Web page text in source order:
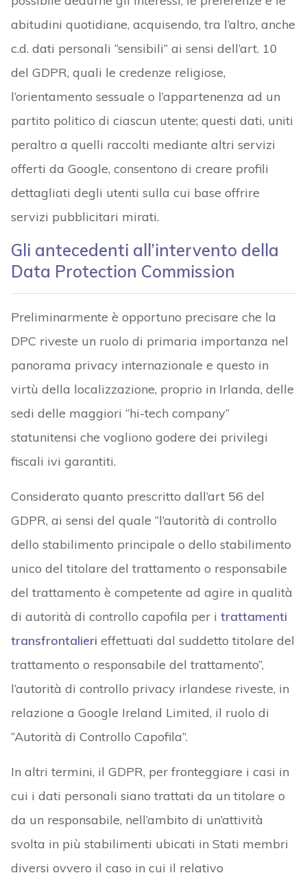
abitudini quotidiane, acquisendo, tra l’altro, anche
c.d. dati personali “sensibili” ai sensi dell’art. 10
del GDPR, quali le credenze religiose,
l’orientamento sessuale o l’appartenenza ad un
partito politico di ciascun utente; questi dati, uniti
peraltro a quelli raccolti mediante altri servizi
offerti da Google, consentono di creare profili
dettagliati degli utenti sulla cui base offrire
servizi pubblicitari mirati.
Gli antecedenti all’intervento della
Data Protection Commission
Preliminarmente è opportuno precisare che la
DPC riveste un ruolo di primaria importanza nel
panorama privacy internazionale e questo in
virtù della localizzazione, proprio in Irlanda, delle
sedi delle maggiori “hi-tech company”
statunitensi che vogliono godere dei privilegi
fiscali ivi garantiti.
Considerato quanto prescritto dall’art 56 del
GDPR, ai sensi del quale “l’autorità di controllo
dello stabilimento principale o dello stabilimento
unico del titolare del trattamento o responsabile
del trattamento è competente ad agire in qualità
di autorità di controllo capofila per i trattamenti
transfrontalieri effettuati dal suddetto titolare del
trattamento o responsabile del trattamento”,
l’autorità di controllo privacy irlandese riveste, in
relazione a Google Ireland Limited, il ruolo di
“Autorità di Controllo Capofila”.
In altri termini, il GDPR, per fronteggiare i casi in
cui i dati personali siano trattati da un titolare o
da un responsabile, nell’ambito di un’attività
svolta in più stabilimenti ubicati in Stati membri
diversi ovvero il caso in cui il relativo